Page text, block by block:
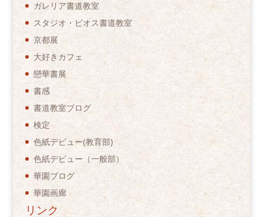
ガレリア書道教室
スタジオ・ビオス書道教室
京都展
大好きカフェ
戀華書展
書感
書道教室ブログ
検定
色紙デビュー(教育部)
色紙デビュー（一般部）
華園ブログ
華園画廊
リンク